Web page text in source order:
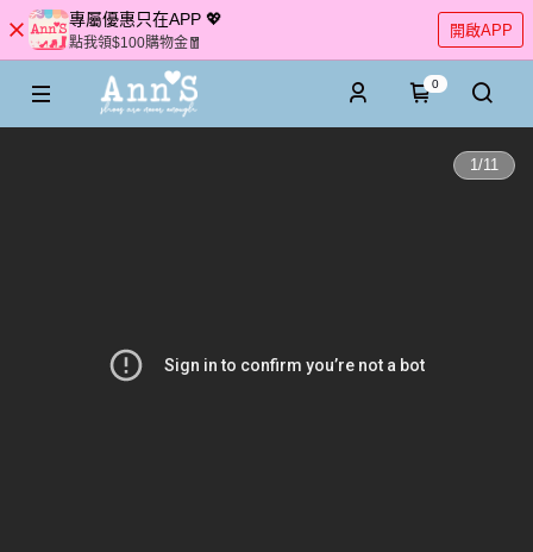
專屬優惠只在APP 💖
點我領$100購物金🧧
開啟APP
0
1/11